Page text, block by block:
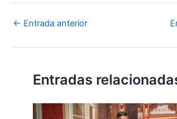
← Entrada anterior
Entradas